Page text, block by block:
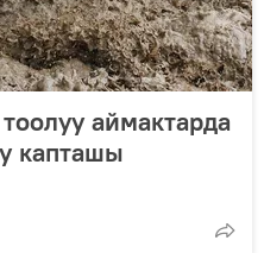
аймактарда
капташы